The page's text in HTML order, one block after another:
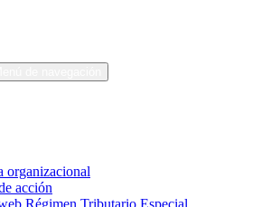
organizacional
acción